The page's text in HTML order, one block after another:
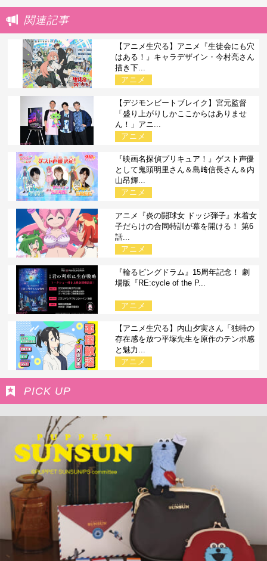
関連記事
【アニメ生穴る】アニメ『生徒会にも穴
はある！』キャラデザイン・今村亮さん
描き下...
アニメ
【デジモンビートブレイク】宮元監督
「盛り上がりしかここからはありませ
ん！」アニ...
アニメ
『映画名探偵プリキュア！』ゲスト声優
として鬼頭明里さん＆島﨑信長さん＆内
山昂輝...
アニメ
アニメ『炎の闘球女 ドッジ弾子』水着女
子だらけの合同特訓が幕を開ける！ 第6
話...
アニメ
『輪るピングドラム』15周年記念！ 劇
場版『RE:cycle of the P...
アニメ
【アニメ生穴る】内山夕実さん「独特の
存在感を放つ平塚先生を原作のテンポ感
と魅力...
アニメ
PICK UP